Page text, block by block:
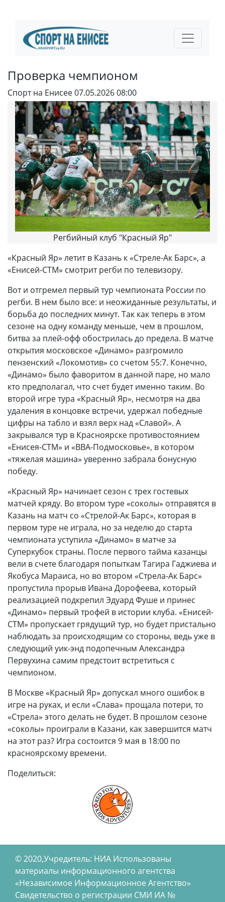
Проверка чемпионом
Спорт на Енисее07.05.2026 08:00
Регбийный клуб "Красный Яр"
«Красный Яр» летит в Казань к «Стреле-Ак Барс», а
«Енисей-СТМ» смотрит регби по телевизору.
Вот и отгремел первый тур чемпионата России по
регби. В нем было все: и неожиданные результаты, и
борьба до последних минут. Так как теперь в этом
сезоне на одну команду меньше, чем в прошлом,
битва за плей-офф обострилась до предела. В матче
открытия московское «Динамо» разгромило
пензенский «Локомотив» со счетом 55:7. Конечно,
«Динамо» было фаворитом в данной паре, но мало
кто предполагал, что счет будет именно таким. Во
второй игре тура «Красный Яр», несмотря на два
удаления в концовке встречи, удержал победные
цифры на табло и взял верх над «Славой». А
закрывался тур в Красноярске противостоянием
«Енисея-СТМ» и «ВВА-Подмосковье», в котором
«тяжелая машина» уверенно забрала бонусную
победу.
«Красный Яр» начинает сезон с трех гостевых
матчей кряду. Во втором туре «соколы» отправятся в
Казань на матч со «Стрелой-Ак Барс», которая в
первом туре не играла, но за неделю до старта
чемпионата уступила «Динамо» в матче за
Суперкубок страны. После первого тайма казанцы
вели в счете благодаря попыткам Тагира Гаджиева и
Якобуса Мараиса, но во втором «Стрела-Ак Барс»
пропустила прорыв Ивана Дорофеева, который
реализацией подкрепил Эдуард Фуше и принес
«Динамо» первый трофей в истории клуба. «Енисей-
СТМ» пропускает грядущий тур, но будет пристально
наблюдать за происходящим со стороны, ведь уже в
следующий уик-энд подопечным Александра
Первухина самим предстоит встретиться с
чемпионом.
В Москве «Красный Яр» допускал много ошибок в
игре на руках, и если «Слава» прощала потери, то
«Стрела» этого делать не будет. В прошлом сезоне
«соколы» проиграли в Казани, как завершится матч
на этот раз? Игра состоится 9 мая в 18:00 по
красноярскому времени.
Поделиться:
© 2020,Учредитель: НИА Использованы
материалы информационного агентства
«Независимое Информационное Агентство»
Свидетельство о регистрации СМИ ИА №